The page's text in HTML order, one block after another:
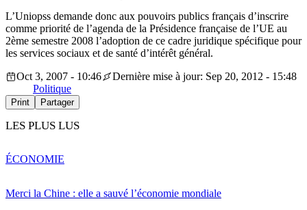
L’Uniopss demande donc aux pouvoirs publics français d’inscrire
comme priorité de l’agenda de la Présidence française de l’UE au
2ème semestre 2008 l’adoption de ce cadre juridique spécifique pour
les services sociaux et de santé d’intérêt général.
Oct 3, 2007 - 10:46
Dernière mise à jour: Sep 20, 2012 - 15:48
Politique
Print Partager
LES PLUS LUS
Merci la Chine : elle a sauvé l’économie mondiale
ÉCONOMIE